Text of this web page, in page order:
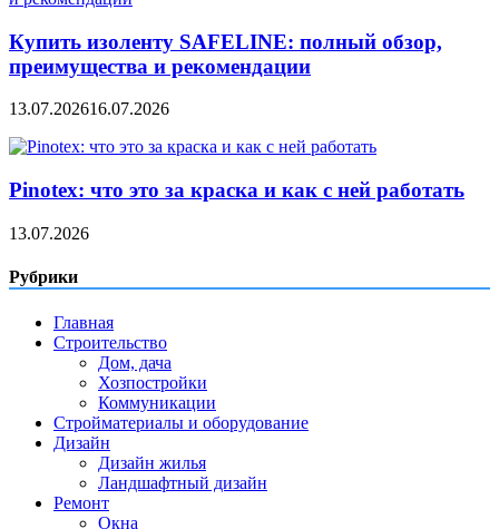
Купить изоленту SAFELINE: полный обзор,
преимущества и рекомендации
13.07.202616.07.2026
Pinotex: что это за краска и как с ней работать
13.07.2026
Рубрики
Главная
Строительство
Дом, дача
Хозпостройки
Коммуникации
Стройматериалы и оборудование
Дизайн
Дизайн жилья
Ландшафтный дизайн
Ремонт
Окна